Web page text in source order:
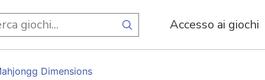
Accesso ai giochi
Dimensions